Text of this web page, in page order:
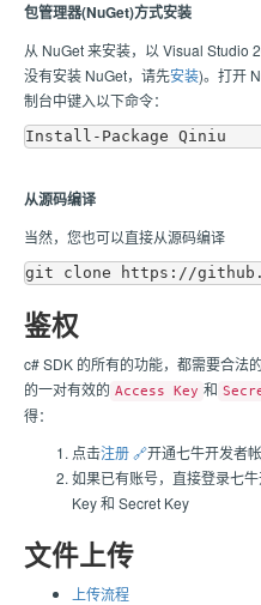
包管理器(NuGet)方式安装
从 NuGet 来安装，以 Visual Studio
没有安装 NuGet，请先安装)。打开
制台中键入以下命令：
从源码编译
当然，您也可以直接从源码编译
鉴权
c# SDK 的所有的功能，都需要合法
的一对有效的 Access Key 和
得：
点击注册 🔗开通七牛开发者
如果已有账号，直接登录七牛
Key 和 Secret Key
文件上传
上传流程